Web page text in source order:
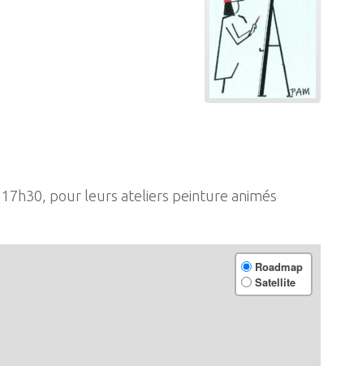
pour leurs ateliers peinture animés
Roadmap
Satellite